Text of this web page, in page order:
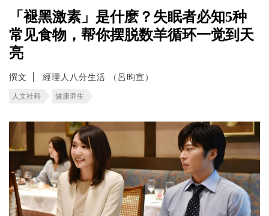
「褪黑激素」是什麽？失眠者必知5种
常见食物，帮你摆脱数羊循环一觉到天
亮
撰文 經理人八分生活 （呂昀宣）
人文社科 健康养生